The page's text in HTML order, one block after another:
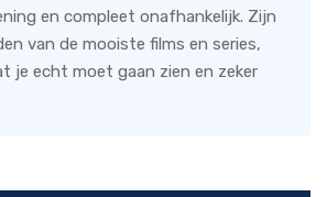
en compleet onafhankelijk. Zijn
van de mooiste films en series,
je echt moet gaan zien en zeker